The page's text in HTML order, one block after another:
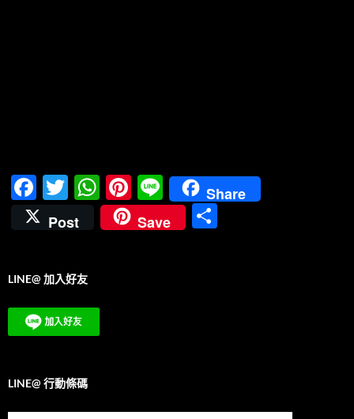
F
ac
e
o
o
k
T
w
itt
W
h
at
Pi
nt
er
Li
n
e
Share
Post
Save
LINE@ 加入好友
LINE@ 行動條碼